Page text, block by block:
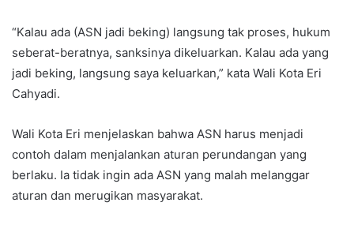
“Kalau ada (ASN jadi beking) langsung tak proses, hukum
seberat-beratnya, sanksinya dikeluarkan. Kalau ada yang
jadi beking, langsung saya keluarkan,” kata Wali Kota Eri
Cahyadi.
Wali Kota Eri menjelaskan bahwa ASN harus menjadi
contoh dalam menjalankan aturan perundangan yang
berlaku. Ia tidak ingin ada ASN yang malah melanggar
aturan dan merugikan masyarakat.